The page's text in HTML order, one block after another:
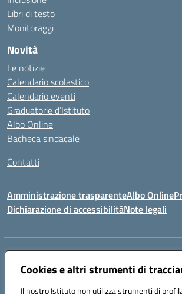
Cookies e altri strumenti di
Il nostro Istituto non utilizza strumenti di
Libri di testo
Monitoraggi
Novità
Le notizie
Calendario scolastico
Calendario eventi
Graduatorie d’Istituto
Albo Online
Bacheca sindacale
Contatti
Amministrazione trasparenteAlbo Online
Dichiarazione di accessibilitàNote legali
Indirizzo:
Centralino:0823944017 Email: